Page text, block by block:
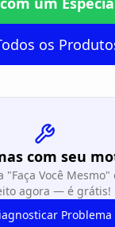
os
com seu
"Faça Você
agora — é grátis!
Problema